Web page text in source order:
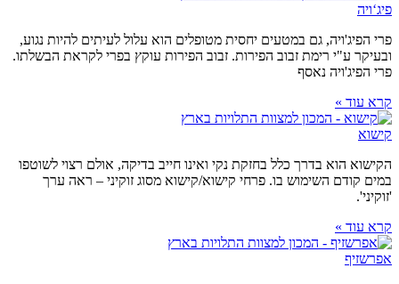
פיג‘ויה
פרי הפיג'ויה, גם במטעים יחסית מטופלים הוא עלול לעיתים להיות נגוע,
ובעיקר ע"י רימת זבוב הפירות. זבוב הפירות עוקץ בפרי לקראת הבשלתו.
פרי הפיג'ויה נאסף
קרא עוד »
קישוא
הקישוא הוא בדרך כלל בחזקת נקי ואינו חייב בדיקה, אולם רצוי לשוטפו
במים קודם השימוש בו. פרחי קישוא/קישוא מסוג זוקיני – ראה ערך
'זוקיני'.
קרא עוד »
אפרשזיף